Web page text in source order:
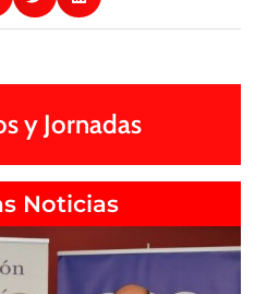
y Jornadas
Noticias